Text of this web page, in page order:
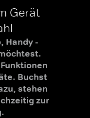
Gerät
Handy -
Buchst
stehen
zur